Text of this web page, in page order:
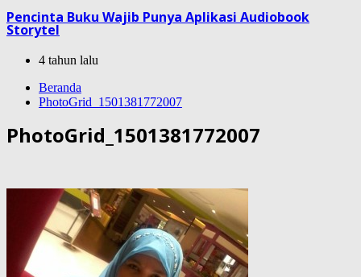
Pencinta Buku Wajib Punya Aplikasi Audiobook
Storytel
4 tahun lalu
Beranda
PhotoGrid_1501381772007
PhotoGrid_1501381772007